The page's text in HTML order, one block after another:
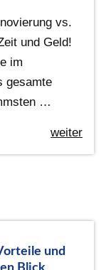
vs.
und Geld!
im
gesamte
…
weiter
und
Blick